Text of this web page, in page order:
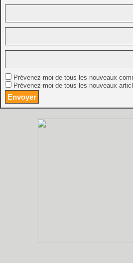
Prévenez-moi de tous les nouveaux
Prévenez-moi de tous les nouveaux